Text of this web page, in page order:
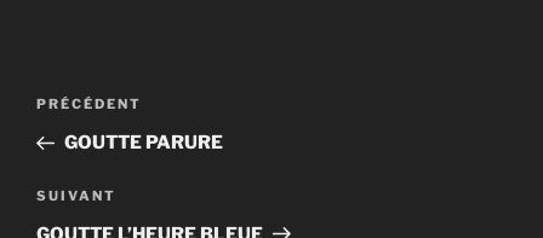
Navigation
l’article
Article
précédent
PRÉCÉDENT
GOUTTE PARURE
Article
suivant
SUIVANT